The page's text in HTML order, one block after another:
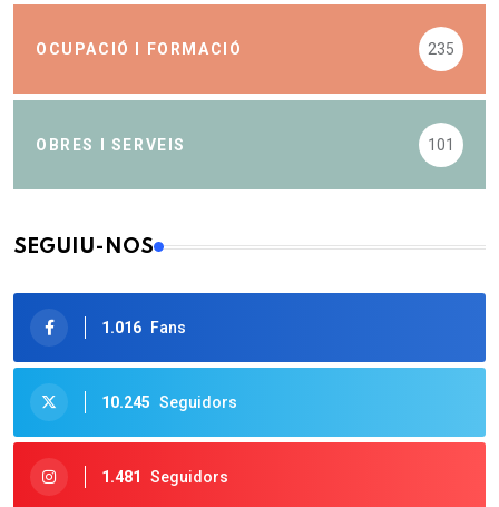
OCUPACIÓ I FORMACIÓ 235
OBRES I SERVEIS 101
SEGUIU-NOS
1.016 Fans
10.245 Seguidors
1.481 Seguidors